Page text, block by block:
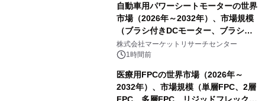
自動車用パワーシートモーターの世界
市場（2026年～2032年）、市場規模
（ブラシ付きDCモーター、ブラシレ
スDCモーター）・分析レポートを発
表
株式会社マーケットリサーチセンター
1時間前
医療用FPCの世界市場（2026年～
2032年）、市場規模（単層FPC、2層
FPC、多層FPC、リジッドフレックス